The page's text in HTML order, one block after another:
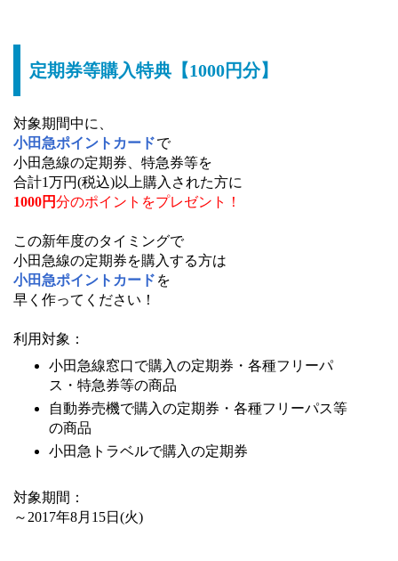
定期券等購入特典【1000円分】
対象期間中に、
小田急ポイントカードで
小田急線の定期券、特急券等を
合計1万円(税込)以上購入された方に
1000円分のポイントをプレゼント！
この新年度のタイミングで
小田急線の定期券を購入する方は
小田急ポイントカード を
早く作ってください！
利用対象：
小田急線窓口で購入の定期券・各種フリーパ
ス・特急券等の商品
自動券売機で購入の定期券・各種フリーパス等
の商品
小田急トラベルで購入の定期券
対象期間：
～2017年8月15日(火)